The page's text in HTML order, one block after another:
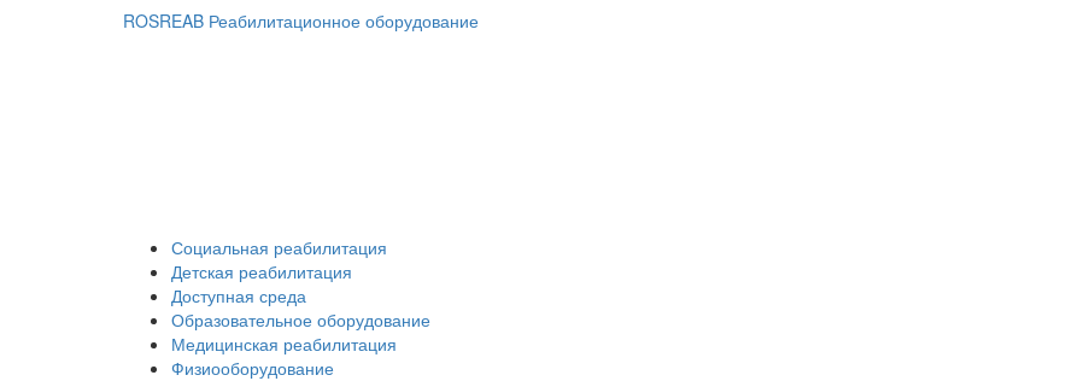
ROSREAB Реабилитационное оборудование
Социальная реабилитация
Детская реабилитация
Доступная среда
Образовательное оборудование
Медицинская реабилитация
Физиооборудование